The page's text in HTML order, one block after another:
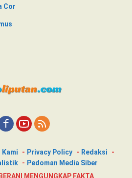
Cor
Kami Privacy Policy
Redaksi
Pedoman Media Siber
MENGUNGKAP FAKTA